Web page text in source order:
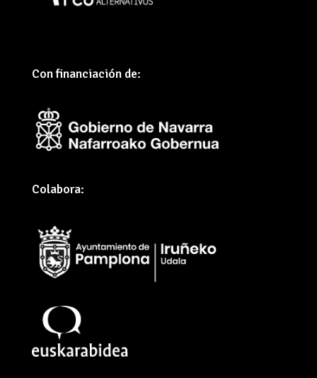
Con financiación de:
Colabora: